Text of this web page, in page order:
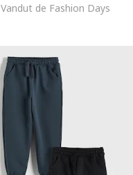
Vandut de Fashion Days